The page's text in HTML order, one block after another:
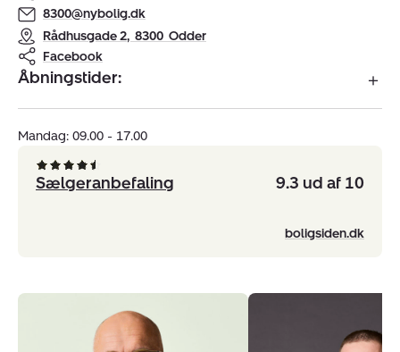
8300@nybolig.dk
Rådhusgade 2, 8300 Odder
Facebook
Åbningstider:
Mandag: 09.00 - 17.00
Sælgeranbefaling 9.3 ud af 10
boligsiden.dk